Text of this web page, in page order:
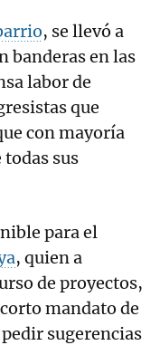
, se llevó a
banderas en las
labor de
que
con mayoría
sus
para el
, quien a
de proyectos,
mandato de
sugerencias